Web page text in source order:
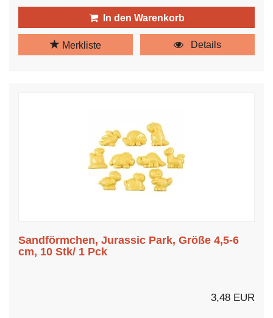
In den Warenkorb
Merkliste Details
Sandförmchen, Jurassic Park, Größe 4,5-6
cm, 10 Stk/ 1 Pck
3,48 EUR